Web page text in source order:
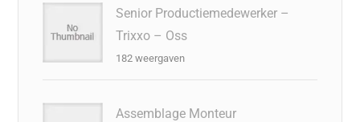
Senior Productiemedewerker –
Trixxo – Oss
182 weergaven
Assemblage Monteur